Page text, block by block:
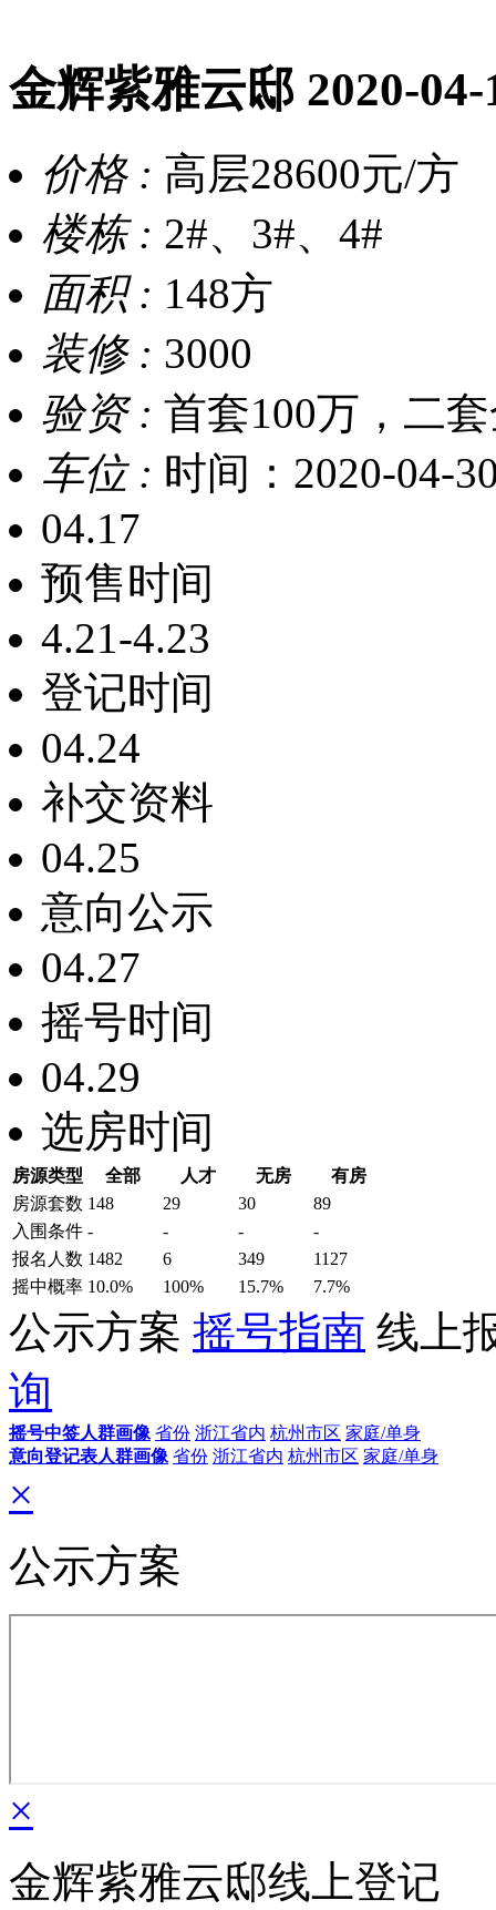
金辉紫雅云邸 2020-
价格 : 高层28600元/方
楼栋 : 2#、3#、4#
面积 : 148方
装修 : 3000
验资 : 首套100万，二
车位 : 时间：2020-04-
04.17
预售时间
4.21-4.23
登记时间
04.24
补交资料
04.25
意向公示
04.27
摇号时间
04.29
选房时间
房源类型 全部 人才 无房
有房
房源套数 148 29 30
89
入围条件 - - -
-
报名 人数 1482 6 349
1127
摇中概率 10.0% 100% 15.7% 7.7%
公示方案 摇号指南 线上
询
摇号中签人群画像 省份 浙江省内 杭州市区 家庭/单身
意向登记表人群画像 省份 浙江省内 杭州市区 家庭/单身
×
公示方案
×
金辉紫雅云邸线上登记